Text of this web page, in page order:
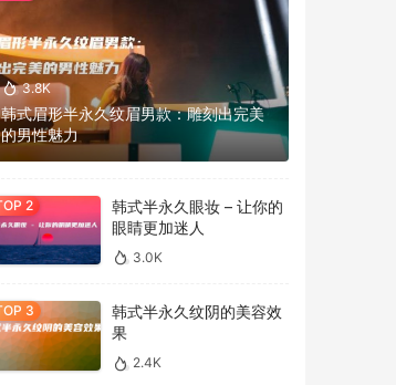
3.8K
韩式眉形半永久纹眉男款：雕刻出完美
的男性魅力
韩式半永久眼妆 – 让你的
眼睛更加迷人
3.0K
韩式半永久纹阴的美容效
果
2.4K